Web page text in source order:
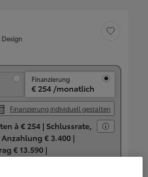
Fahrzeug speichern
Finanzierung
€ 254 /monatlich
Finanzierung individuell gestalten
à € 254 | Schlussrate,
Anzahlung € 3.400 |
€ 13.590 |